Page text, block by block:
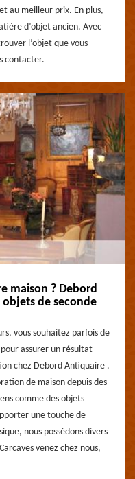
au meilleur prix. En plus,
d’objet ancien. Avec
l’objet que vous
contacter.
maison ? Debord
de seconde
vous souhaitez parfois de
assurer un résultat
chez Debord Antiquaire .
de maison depuis des
comme des objets
une touche de
nous possédons divers
venez chez nous,